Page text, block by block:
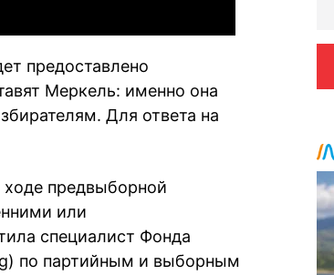
предоставлено
Меркель: именно она
Для ответа на
ходе предвыборной
или
специалист Фонда
по партийным и выборным